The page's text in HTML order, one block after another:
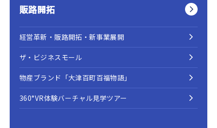
販路開拓
経営革新・販路開拓・新事業展開
ザ・ビジネスモール
物産ブランド「大津百町百福物語」
360°VR体験バーチャル見学ツアー